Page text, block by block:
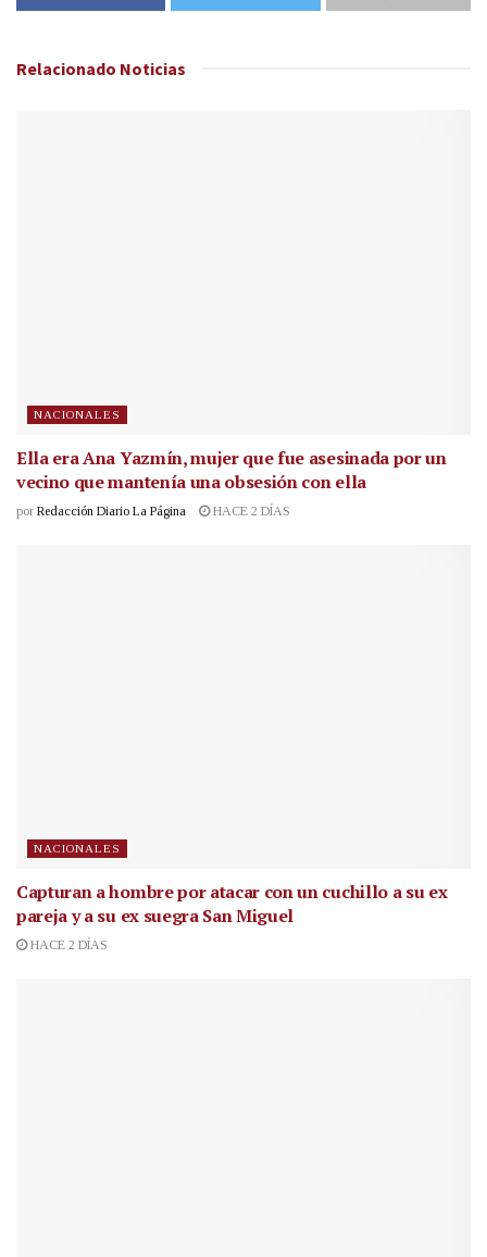
Relacionado Noticias
NACIONALES
Ella era Ana Yazmín, mujer que fue asesinada por un
vecino que mantenía una obsesión con ella
por Redacción Diario La Página HACE 2 DÍAS
NACIONALES
Capturan a hombre por atacar con un cuchillo a su ex
pareja y a su ex suegra San Miguel
HACE 2 DÍAS